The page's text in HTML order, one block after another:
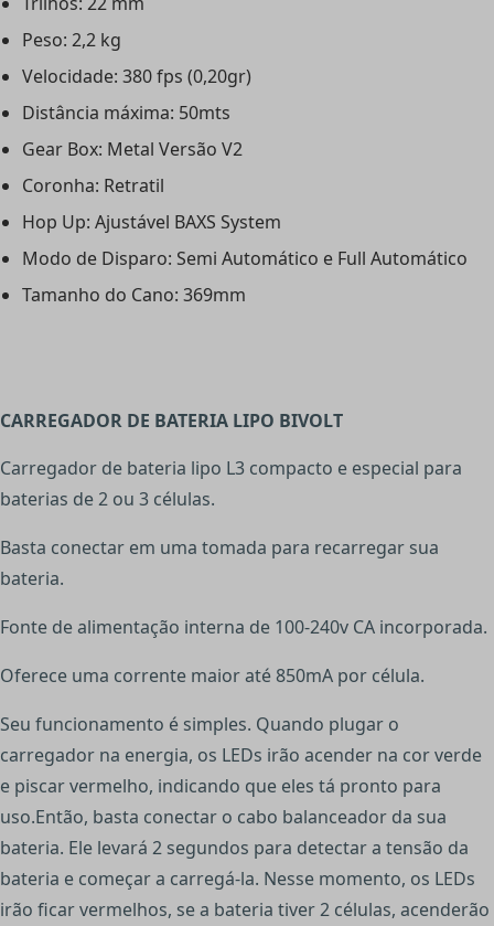
Peso: 2,2 kg
Velocidade: 380 fps (0,20gr)
Distância máxima: 50mts
Gear Box: Metal Versão V2
Coronha: Retratil
Hop Up: Ajustável BAXS System
Modo de Disparo: Semi Automático e Full Automático
Tamanho do Cano: 369mm
CARREGADOR DE BATERIA LIPO BIVOLT
Carregador de bateria lipo L3 compacto e especial para
baterias de 2 ou 3 células.
Basta conectar em uma tomada para recarregar sua
bateria.
Fonte de alimentação interna de 100-240v CA incorporada.
Oferece uma corrente maior até 850mA por célula.
Seu funcionamento é simples. Quando plugar o
carregador na energia, os LEDs irão acender na cor verde
e piscar vermelho, indicando que eles tá pronto para
uso.Então, basta conectar o cabo balanceador da sua
bateria. Ele levará 2 segundos para detectar a tensão da
bateria e começar a carregá-la. Nesse momento, os LEDs
irão ficar vermelhos, se a bateria tiver 2 células, acenderão